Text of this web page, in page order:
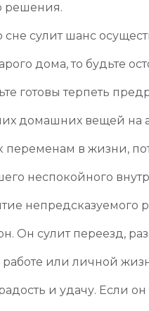
решения.
сулит шанс
дома, то будьте
готовы терпеть
домашних вещей на
переменам в жизни,
неспокойного
непредсказуемого
сулит переезд,
работе или личной
и удачу. Если